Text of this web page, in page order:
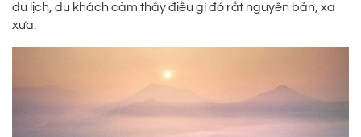
du lịch, du khách cảm thấy điều gì đó rất nguyên bản, xa
xưa.